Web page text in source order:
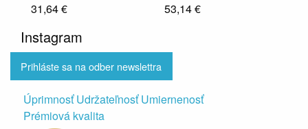
31,64 € 53,14 €
Instagram
Prihláste sa na odber newslettra
Úprimnosť Udržateľnosť Umiernenosť
Prémiová kvalita